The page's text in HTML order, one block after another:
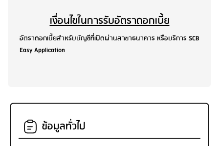
เงื่อนไขในการรับอัตราดอกเบี้ย
อัตราดอกเบี้ยสำหรับบัญชีที่เปิดผ่านสาขาธนาคาร หรือบริการ SCB
Easy Application
ข้อมูลทั่วไป